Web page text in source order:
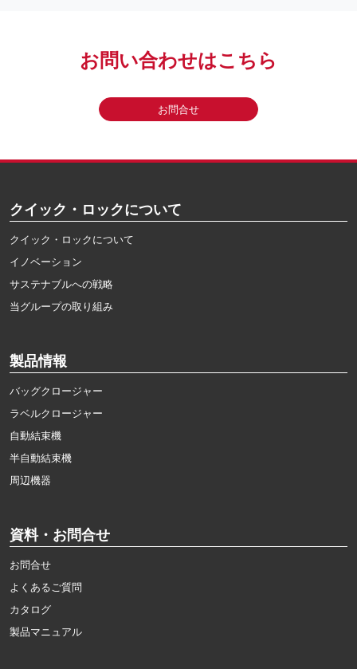
お問い合わせはこちら
お問合せ
クイック・ロックについて
クイック・ロックについて
イノベーション
サステナブルへの戦略
当グループの取り組み
製品情報
バッグクロージャー
ラベルクロージャー
自動結束機
半自動結束機
周辺機器
資料・お問合せ
お問合せ
よくあるご質問
カタログ
製品マニュアル